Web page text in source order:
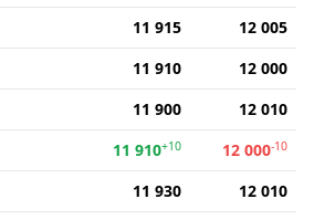
11 915
12 005
11 910
12 000
11 900
12 010
11 910+10 12 000-10
11 930
12 010